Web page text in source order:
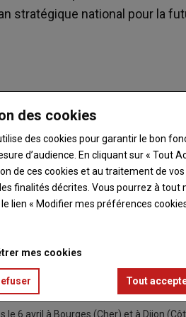
stratégique national pour la
parisien a rassemblé, selon elle,
le PSN (déclinaison française de la
éco-régimes, jugé trop exigeant et
autoroutes A10 et A13, convois de
Loiret, manifestations devant les
publics... La FRSEA Grand bassin
à la Champagne-Ardenne, en
avertissement à Emmanuel Macron"
de la FRSEA Grand bassin
6 avril à Bourges (Cher) et à Dijon
des cookies
des cookies pour garantir le bon
d’audience. En cliquant sur « Tout
de ces cookies et au traitement de
finalités décrites. Vous pourrez à tout
lien « Modifier mes préférences
mes cookies
Tout